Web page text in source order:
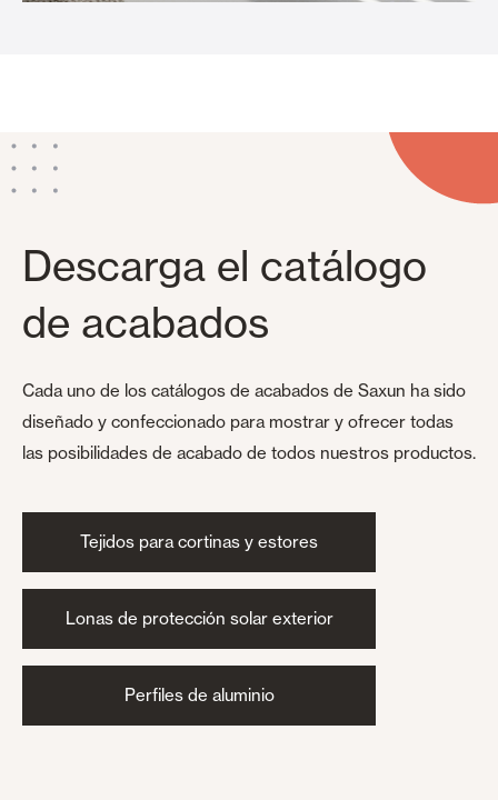
Descarga el catálogo
de acabados
Cada uno de los catálogos de acabados de Saxun ha sido
diseñado y confeccionado para mostrar y ofrecer todas
las posibilidades de acabado de todos nuestros productos.
Tejidos para cortinas y estores
Lonas de protección solar exterior
Perfiles de aluminio